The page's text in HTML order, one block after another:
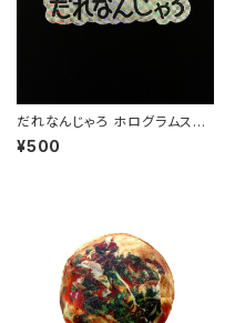
だれなんじゃろ ホログラムステ
ッカー（1枚売り）
¥500